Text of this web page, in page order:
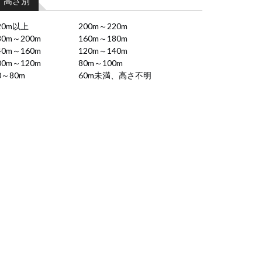
以上
200m～220m
～200m
160m～180m
～160m
120m～140m
～120m
80m～100m
80m
60m未満、高さ不明